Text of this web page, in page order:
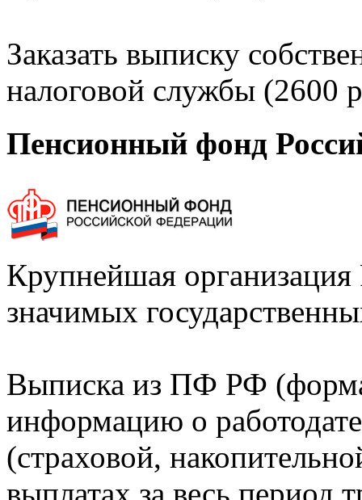
Заказать выписку
налоговой службы (2600
Пенсионный фонд
Крупнейшая
значимых
Выписка из ПФ РФ
информацию о
(страховой,
выплатах за весь период